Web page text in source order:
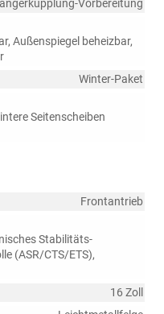
Vorbereitung
Außenspiegel beheizbar,
Winter-Paket
Seitenscheiben
Frontantrieb
Stabilitäts-
(ASR/CTS/ETS),
16 Zoll